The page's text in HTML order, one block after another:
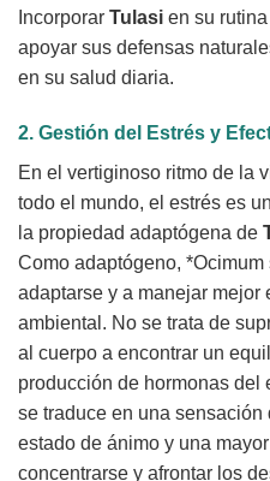
Incorporar Tulasi en su
apoyar sus defensas
en su salud diaria.
2. Gestión del Estrés y
En el vertiginoso ritmo de la
todo el mundo, el estrés es
la propiedad adaptógena de
Como adaptógeno,
adaptarse y a manejar mejor
ambiental. No se trata de
al cuerpo a encontrar un
producción de hormonas del
se traduce en una sensación
estado de ánimo y una
concentrarse y afrontar los